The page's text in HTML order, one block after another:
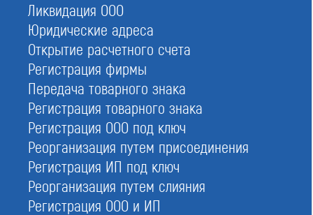
Ликвидация ООО
Юридические адреса
Открытие расчетного счета
Регистрация фирмы
Передача товарного знака
Регистрация товарного знака
Регистрация ООО под ключ
Реорганизация путем присоединения
Регистрация ИП под ключ
Реорганизация путем слияния
Регистрация ООО и ИП
Адрес:
105187, Москва, Окружной проезд, дом 15, корпус 2, этаж 4,
помещение II, комната 7
Телефон:
8 (800) 700-15-25, +7 (495) 366-11-11
Кол-во активных членов:
Размер компфонда возмещения вреда:
146 600 000
Размер компфонда обеспечения договорных обязательств:
263 947 062